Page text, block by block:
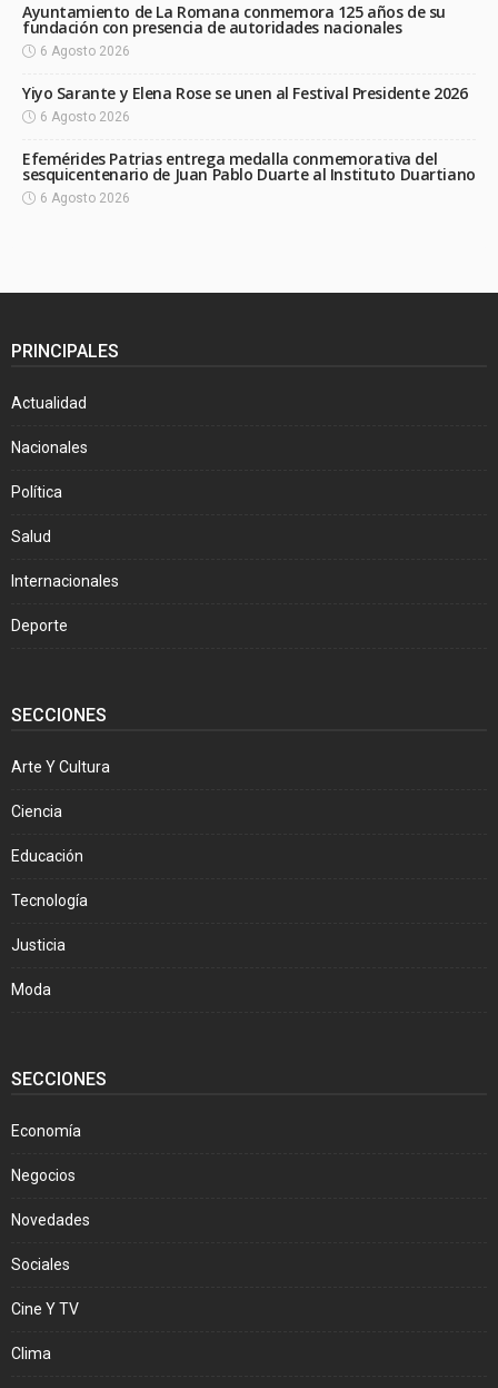
Ayuntamiento de La Romana conmemora 125 años de su
fundación con presencia de autoridades nacionales
6 Agosto 2026
Yiyo Sarante y Elena Rose se unen al Festival Presidente 2026
6 Agosto 2026
Efemérides Patrias entrega medalla conmemorativa del
sesquicentenario de Juan Pablo Duarte al Instituto Duartiano
6 Agosto 2026
PRINCIPALES
Actualidad
Nacionales
Política
Salud
Internacionales
Deporte
SECCIONES
Arte Y Cultura
Ciencia
Educación
Tecnología
Justicia
Moda
SECCIONES
Economía
Negocios
Novedades
Sociales
Cine Y TV
Clima